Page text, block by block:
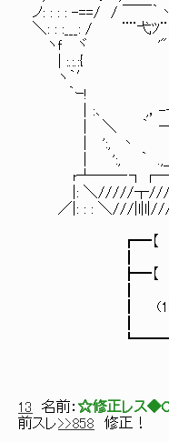
ノ: : : : -==/ / ￣
＼: : :___: / ¨¨弋ﾂ
ヽｆ ヾ '"
| :.:.:{ | │
ヽ｀′ | ′
｀ｰ! ':.:.:/ / /
│:､ ,，-――‐;
│ ＼ ｀ ――‐‘ /
│ ':, 丶
│ ':, ｀ .,＿
|: ＼/////
／|: : : ＼///
┏━【 『強欲で
┣━【 ×このカード
┃ (1)：自分のデッ
┃ 自分はデッ
13 名前： ☆修正レス
前スレ>>858 修正！